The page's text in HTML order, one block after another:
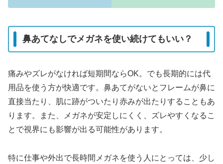
鼻あてなしでメガネを使い続けてもいい？
痛みやズレがなければ短期間ならOK。でも長期的には代
用品を使う方が快適です。鼻あてがないとフレームが鼻に
直接当たり、肌に跡がついたり赤みが出たりすることもあ
ります。また、メガネが安定しにくく、ズレやすくなるこ
とで視界にも影響が出る可能性があります。
特に仕事や外出で長時間メガネを使う人にとっては、少し